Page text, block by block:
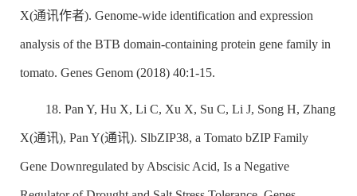
X(通讯作者). Genome-wide identification and expression
analysis of the BTB domain-containing protein gene family in
tomato. Genes Genom (2018) 40:1-15.
18. Pan Y, Hu X, Li C, Xu X, Su C, Li J, Song H, Zhang
X(通讯), Pan Y(通讯). SlbZIP38, a Tomato bZIP Family
Gene Downregulated by Abscisic Acid, Is a Negative